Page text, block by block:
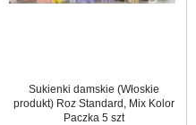
Sukienki damskie (Włoskie
produkt) Roz Standard, Mix Kolor
Paczka 5 szt